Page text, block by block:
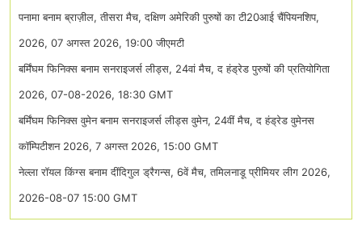
पनामा बनाम ब्राज़ील, तीसरा मैच, दक्षिण अमेरिकी पुरुषों का टी20आई चैंपियनशिप,
2026, 07 अगस्त 2026, 19:00 जीएमटी
बर्मिंघम फिनिक्स बनाम सनराइजर्स लीड्स, 24वां मैच, द हंड्रेड पुरुषों की प्रतियोगिता
2026, 07-08-2026, 18:30 GMT
बर्मिंघम फिनिक्स वुमेन बनाम सनराइजर्स लीड्स वुमेन, 24वीं मैच, द हंड्रेड वुमेनस
कॉम्पिटीशन 2026, 7 अगस्त 2026, 15:00 GMT
नेल्ला रॉयल किंग्स बनाम दींदिगुल ड्रैगन्स, 6वें मैच, तमिलनाडू प्रीमियर लीग 2026,
2026-08-07 15:00 GMT